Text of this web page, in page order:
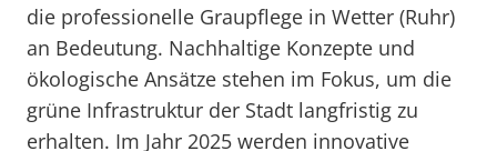
die professionelle Graupflege in Wetter (Ruhr)
an Bedeutung. Nachhaltige Konzepte und
ökologische Ansätze stehen im Fokus, um die
grüne Infrastruktur der Stadt langfristig zu
erhalten. Im Jahr 2025 werden innovative